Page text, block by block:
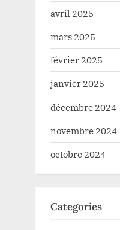
avril 2025
mars 2025
février 2025
janvier 2025
décembre 2024
novembre 2024
octobre 2024
Categories